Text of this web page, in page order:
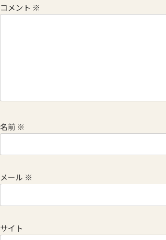
コメント ※
名前 ※
メール ※
サイト